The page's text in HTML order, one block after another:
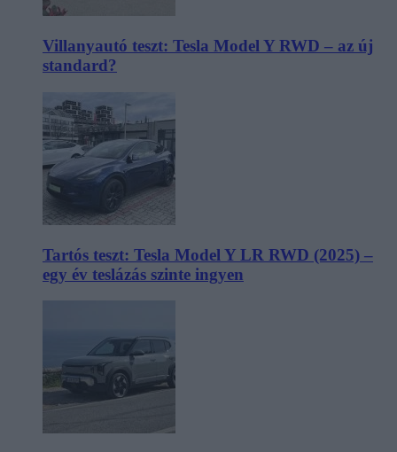
Villanyautó teszt: Tesla Model Y RWD – az új
standard?
Tartós teszt: Tesla Model Y LR RWD (2025) –
egy év teslázás szinte ingyen